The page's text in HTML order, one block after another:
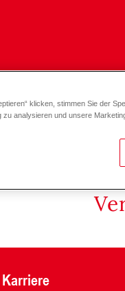
Karriere
klicken, stimmen Sie der
analysieren und unsere